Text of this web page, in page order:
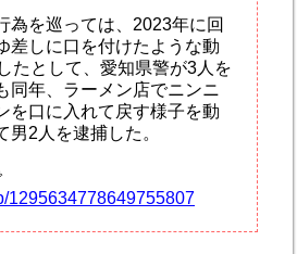
を巡っては、2023年に回
差しに口を付けたような動
たとして、愛知県警が3人を
同年、ラーメン店でニンニ
を口に入れて戻す様子を動
男2人を逮捕した。
1295634778649755807